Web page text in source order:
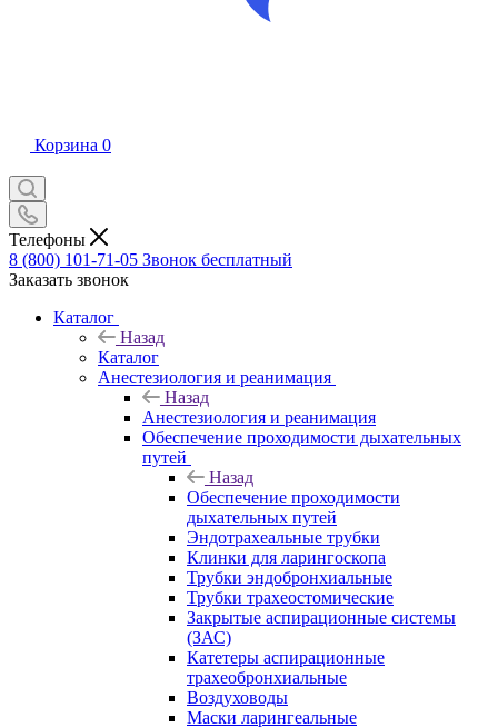
Корзина 0
Телефоны
8 (800) 101-71-05 Звонок бесплатный
Заказать звонок
Каталог
Назад
Каталог
Анестезиология и реанимация
Назад
Анестезиология и реанимация
Обеспечение проходимости дыхательных
путей
Назад
Обеспечение проходимости
дыхательных путей
Эндотрахеальные трубки
Клинки для ларингоскопа
Трубки эндобронхиальные
Трубки трахеостомические
Закрытые аспирационные системы
(ЗАС)
Катетеры аспирационные
трахеобронхиальные
Воздуховоды
Маски ларингеальные